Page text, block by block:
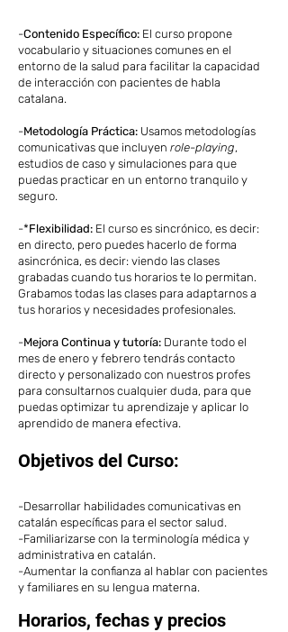
-Contenido Específico: El curso propone
vocabulario y situaciones comunes en el
entorno de la salud para facilitar la capacidad
de interacción con pacientes de habla
catalana.
-Metodología Práctica: Usamos metodologías
comunicativas que incluyen role-playing,
estudios de caso y simulaciones para que
puedas practicar en un entorno tranquilo y
seguro.
-*Flexibilidad: El curso es sincrónico, es decir:
en directo, pero puedes hacerlo de forma
asincrónica, es decir: viendo las clases
grabadas cuando tus horarios te lo permitan.
Grabamos todas las clases para adaptarnos a
tus horarios y necesidades profesionales.
-Mejora Continua y tutoría: Durante todo el
mes de enero y febrero tendrás contacto
directo y personalizado con nuestros profes
para consultarnos cualquier duda, para que
puedas optimizar tu aprendizaje y aplicar lo
aprendido de manera efectiva.
Objetivos del Curso:
-Desarrollar habilidades comunicativas en
catalán específicas para el sector salud.
-Familiarizarse con la terminología médica y
administrativa en catalán.
-Aumentar la confianza al hablar con pacientes
y familiares en su lengua materna.
Horarios, fechas y precios